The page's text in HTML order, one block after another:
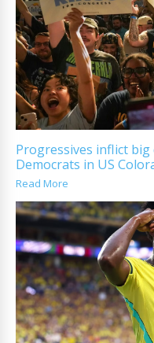
Progressives inflict
Democrats in US
Read More